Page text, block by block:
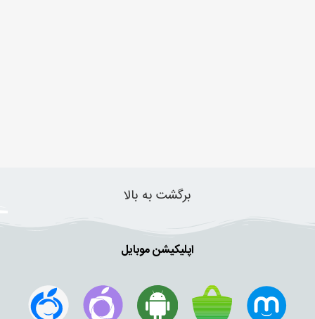
برگشت به بالا
اپلیکیشن موبایل